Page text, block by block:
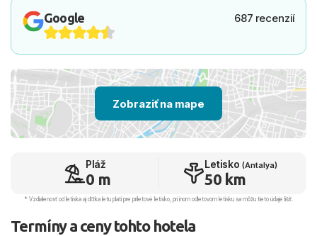
Google 687 recenzií
Zobraziť na mape
Pláž
0 m
Letisko (Antalya)
50 km
* Vzdialenosť od letiska aj dľžka letu platí pre príletové letisko, pri inom odletovom letisku sa môžu tieto údaje líšiť.
Termíny a ceny tohto hotela